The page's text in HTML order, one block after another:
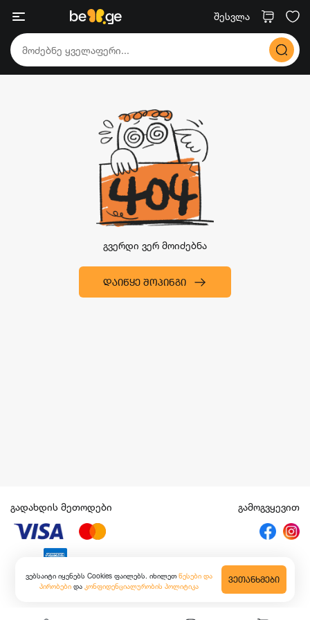
შესვლა
გვერდი ვერ მოიძებნა
ᲓᲐᲘᲬᲧᲔ ᲨᲝᲞᲘᲜᲒᲘ
ვებსაიტი იყენებს Cookies ფაილებს. იხილეთ წესები და
პირობები და კონფიდენციალურობის პოლიტიკა
ᲕᲔᲗᲐᲜᲮᲛᲔᲑᲘ
გადახდის მეთოდები გამოგვყევით